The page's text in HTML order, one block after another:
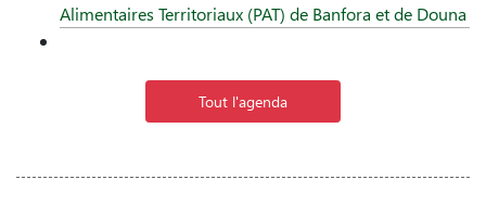
Alimentaires Territoriaux (PAT) de Banfora et de Douna
Tout l'agenda